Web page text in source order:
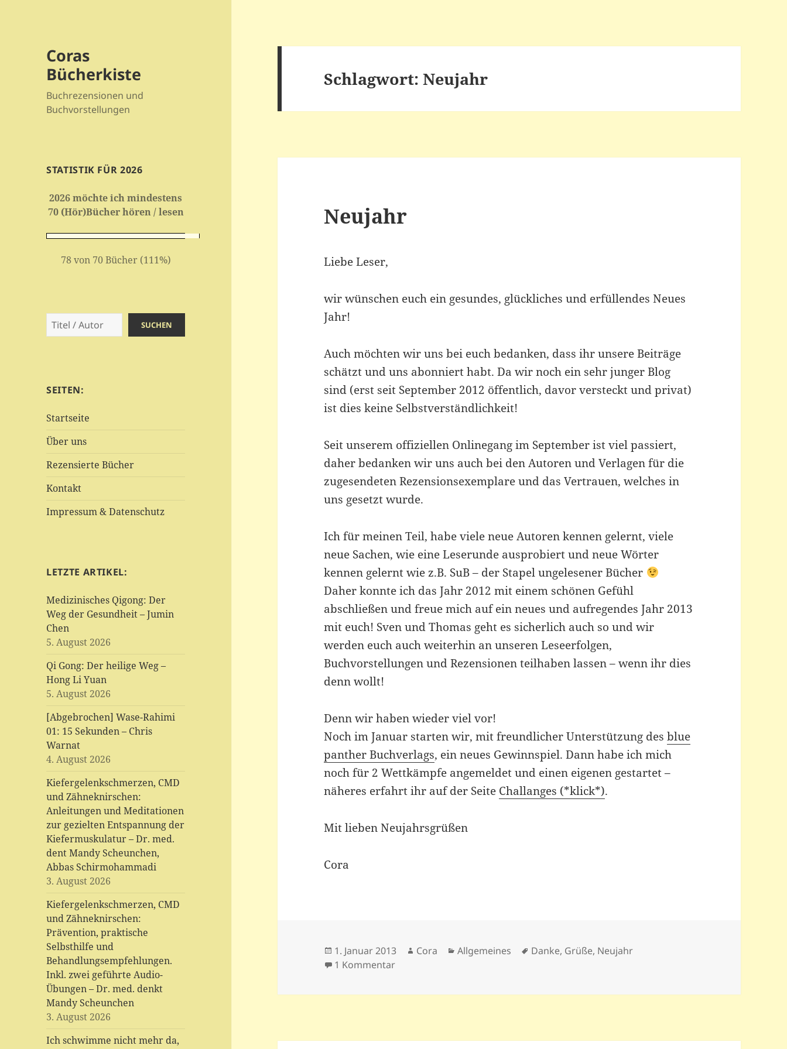
Coras
Bücherkiste
Buchrezensionen und
Buchvorstellungen
STATISTIK FÜR 2026
2026 möchte ich mindestens
70 (Hör)Bücher hören / lesen
78 von 70 Bücher (111%)
Suchen SUCHEN
SEITEN:
Startseite
Über uns
Rezensierte Bücher
Kontakt
Impressum & Datenschutz
LETZTE ARTIKEL:
Medizinisches Qigong: Der
Weg der Gesundheit – Jumin
Chen
5. August 2026
Qi Gong: Der heilige Weg –
Hong Li Yuan
5. August 2026
[Abgebrochen] Wase-Rahimi
01: 15 Sekunden – Chris
Warnat
4. August 2026
Kiefergelenkschmerzen, CMD
und Zähneknirschen:
Anleitungen und Meditationen
zur gezielten Entspannung der
Kiefermuskulatur – Dr. med.
dent Mandy Scheunchen,
Abbas Schirmohammadi
3. August 2026
Kiefergelenkschmerzen, CMD
und Zähneknirschen:
Prävention, praktische
Selbsthilfe und
Behandlungsempfehlungen.
Inkl. zwei geführte Audio-
Übungen – Dr. med. denkt
Mandy Scheunchen
3. August 2026
Ich schwimme nicht mehr da,
Schlagwort:Neujahr
Neujahr
Liebe Leser,
wir wünschen euch ein gesundes, glückliches und erfüllendes Neues
Jahr!
Auch möchten wir uns bei euch bedanken, dass ihr unsere Beiträge
schätzt und uns abonniert habt. Da wir noch ein sehr junger Blog
sind (erst seit September 2012 öffentlich, davor versteckt und privat)
ist dies keine Selbstverständlichkeit!
Seit unserem offiziellen Onlinegang im September ist viel passiert,
daher bedanken wir uns auch bei den Autoren und Verlagen für die
zugesendeten Rezensionsexemplare und das Vertrauen, welches in
uns gesetzt wurde.
Ich für meinen Teil, habe viele neue Autoren kennen gelernt, viele
neue Sachen, wie eine Leserunde ausprobiert und neue Wörter
kennen gelernt wie z.B. SuB – der Stapel ungelesener Bücher
Daher konnte ich das Jahr 2012 mit einem schönen Gefühl
abschließen und freue mich auf ein neues und aufregendes Jahr 2013
mit euch! Sven und Thomas geht es sicherlich auch so und wir
werden euch auch weiterhin an unseren Leseerfolgen,
Buchvorstellungen und Rezensionen teilhaben lassen – wenn ihr dies
denn wollt!
Denn wir haben wieder viel vor!
Noch im Januar starten wir, mit freundlicher Unterstützung desblue
panther Buchverlags, ein neues Gewinnspiel. Dann habe ich mich
noch für 2 Wettkämpfe angemeldet und einen eigenen gestartet –
näheres erfahrt ihr auf der Seite Challanges (*klick*).
Mit lieben Neujahrsgrüßen
Cora
Veröffentlicht
am
1. Januar 2013 Autor
Cora Kategorien
Allgemeines Schlagwörter
Danke, Grüße, Neujahr
1 Kommentarzu Neujahr